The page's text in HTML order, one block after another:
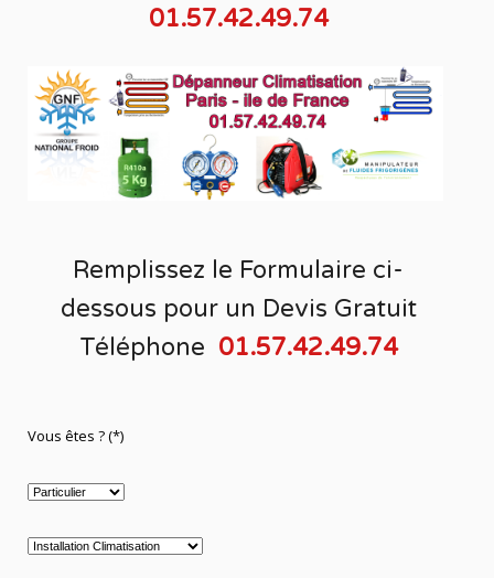
01.57.42.49.74
Remplissez le Formulaire ci-
dessous pour un Devis Gratuit
Téléphone 01.57.42.49.74
Vous êtes ? (*)